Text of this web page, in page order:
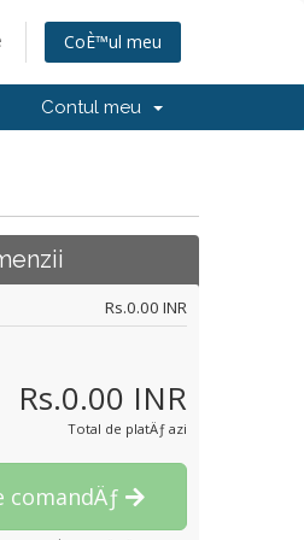
CoÈ™ul meu
Contul meu
Rs.0.00 INR
Rs.0.00 INR
Total de platÄƒ azi
comandÄƒ